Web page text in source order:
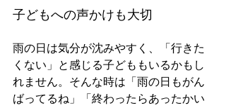
子どもへの声かけも大切
雨の日は気分が沈みやすく、「行きた
くない」と感じる子どももいるかもし
れません。そんな時は「雨の日もがん
ばってるね」「終わったらあったかい